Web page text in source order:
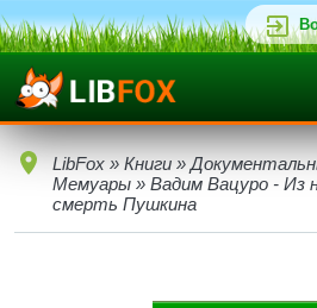
LibFox » Книги »
Мемуары » Вадим Вацуро - Из
смерть Пушкина